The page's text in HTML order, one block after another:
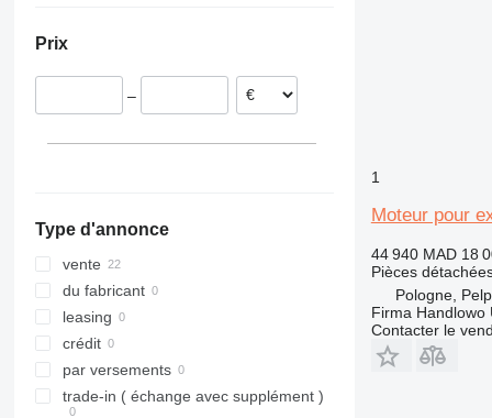
320D
320E
322C
323
323D
329EL
330B
330C
330CL
330D
330F
330L
336
336D
336EL
340
345
345B
345C
345D
349
350
350L
365
365B
374
Prix
–
Type d'annonce
vente
du fabricant
leasing
crédit
par versements
trade-in ( échange avec supplément )
1
Moteur pour
44 940 MAD 18
Pièces
Pologne,
Firma Handlowo
Contacter le